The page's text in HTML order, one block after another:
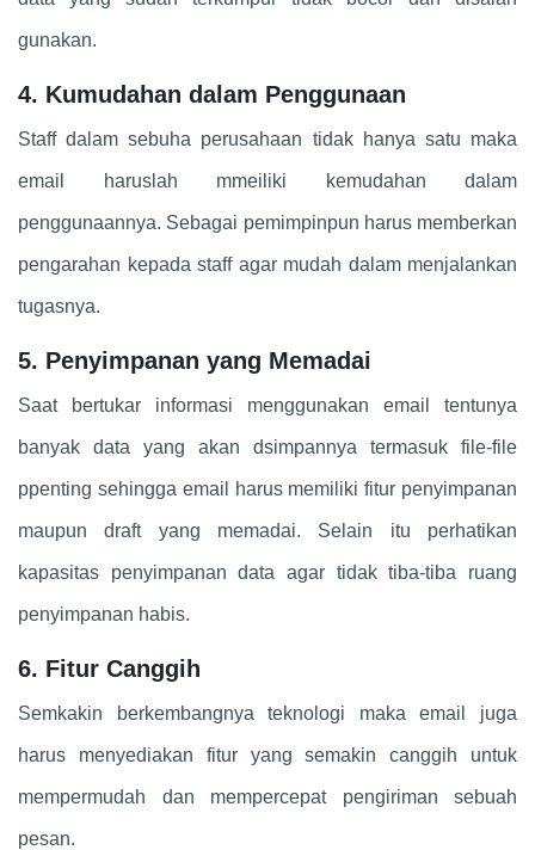
gunakan.
4. Kumudahan dalam Penggunaan
Staff dalam sebuha perusahaan tidak hanya satu maka
email haruslah mmeiliki kemudahan dalam
penggunaannya. Sebagai pemimpinpun harus memberkan
pengarahan kepada staff agar mudah dalam menjalankan
tugasnya.
5. Penyimpanan yang Memadai
Saat bertukar informasi menggunakan email tentunya
banyak data yang akan dsimpannya termasuk file-file
ppenting sehingga email harus memiliki fitur penyimpanan
maupun draft yang memadai. Selain itu perhatikan
kapasitas penyimpanan data agar tidak tiba-tiba ruang
penyimpanan habis.
6. Fitur Canggih
Semkakin berkembangnya teknologi maka email juga
harus menyediakan fitur yang semakin canggih untuk
mempermudah dan mempercepat pengiriman sebuah
pesan.